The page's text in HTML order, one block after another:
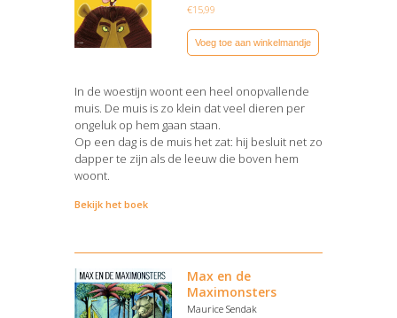
€15,99
Voeg toe aan winkelmandje
In de woestijn woont een heel onopvallende
muis. De muis is zo klein dat veel dieren per
ongeluk op hem gaan staan.
Op een dag is de muis het zat: hij besluit net zo
dapper te zijn als de leeuw die boven hem
woont.
Bekijk het boek
Max en de
Maximonsters
Maurice Sendak